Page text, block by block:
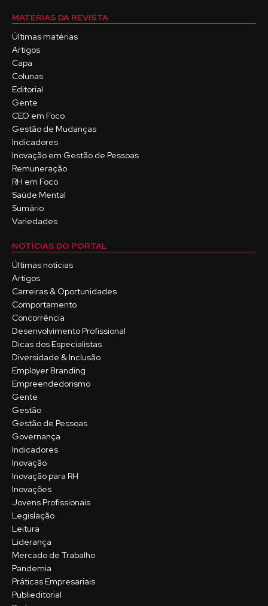
MATÉRIAS DA REVISTA
Últimas matérias
Artigos
Capa
Colunas
Editorial
Gente
CEO em Foco
Gestão de Mudanças
Indicadores
Inovação em Gestão de Pessoas
Remuneração
RH em Foco
Saúde Mental
Sumário
Variedades
NOTÍCIAS DO PORTAL
Últimas notícias
Artigos
Carreiras & Oportunidades
Comportamento
Concorrência
Desenvolvimento Profissional
Dicas dos Especialistas
Diversidade & Inclusão
Employer Branding
Empreendedorismo
Gente
Gestão
Gestão de Pessoas
Governança
Indicadores
Inovação
Inovação para RH
Inovações
Jovens Profissionais
Legislação
Leitura
Liderança
Mercado de Trabalho
Pandemia
Práticas Empresariais
Publieditorial